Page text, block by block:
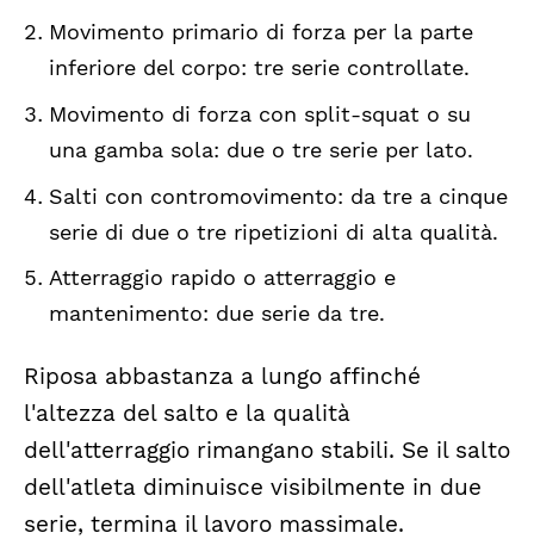
Movimento primario di forza per la parte
inferiore del corpo: tre serie controllate.
Movimento di forza con split-squat o su
una gamba sola: due o tre serie per lato.
Salti con contromovimento: da tre a cinque
serie di due o tre ripetizioni di alta qualità.
Atterraggio rapido o atterraggio e
mantenimento: due serie da tre.
Riposa abbastanza a lungo affinché
l'altezza del salto e la qualità
dell'atterraggio rimangano stabili. Se il salto
dell'atleta diminuisce visibilmente in due
serie, termina il lavoro massimale.